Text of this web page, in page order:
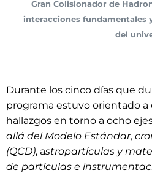
Gran Colisionador de
interacciones fundamentales
del
Durante los cinco días que
programa estuvo orientado a
hallazgos en torno a ocho
allá del Modelo Estándar,
(QCD), astropartículas y
de partículas e